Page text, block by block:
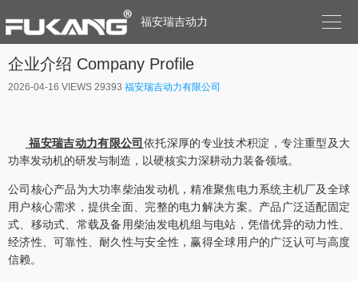
福安瑞吉动力 
企业介绍 Company Profile
2026-04-16 VIEWS 29393 福安瑞吉动力有限公司
福安瑞吉动力有限公司 依托深厚的专业技术积淀，专注重型及大
功率发动机的研发与制造，以硬核实力深耕动力装备领域。
公司核心产品为大功率柴油发动机，精准聚焦电力系统主机厂及全球
用户核心需求，提供全面、完整的电力解决方案。产品广泛适配固定
式、移动式、常载及备用柴油发电机组与电站，凭借优异的动力性、
经济性、可靠性、耐久性与安全性，赢得全球用户的广泛认可与高度
信赖。